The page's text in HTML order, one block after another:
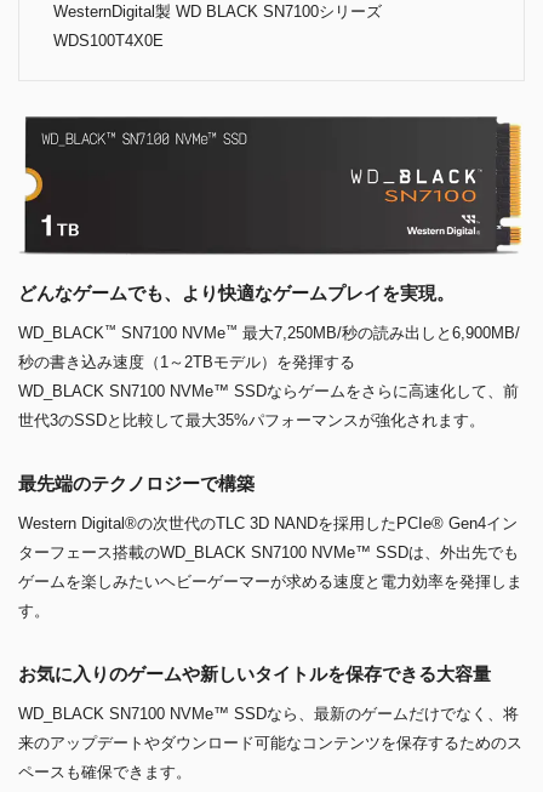
WesternDigital製 WD BLACK SN7100シリーズ
WDS100T4X0E
どんなゲームでも、より快適なゲームプレイを実現。
WD_BLACK™ SN7100 NVMe™ 最大7,250MB/秒の読み出しと6,900MB/
秒の書き込み速度（1～2TBモデル）を発揮する
WD_BLACK SN7100 NVMe™ SSDならゲームをさらに高速化して、前
世代3のSSDと比較して最大35%パフォーマンスが強化されます。
最先端のテクノロジーで構築
Western Digital®の次世代のTLC 3D NANDを採用したPCIe® Gen4イン
ターフェース搭載のWD_BLACK SN7100 NVMe™ SSDは、外出先でも
ゲームを楽しみたいヘビーゲーマーが求める速度と電力効率を発揮しま
す。
お気に入りのゲームや新しいタイトルを保存できる大容量
WD_BLACK SN7100 NVMe™ SSDなら、最新のゲームだけでなく、将
来のアップデートやダウンロード可能なコンテンツを保存するためのス
ペースも確保できます。